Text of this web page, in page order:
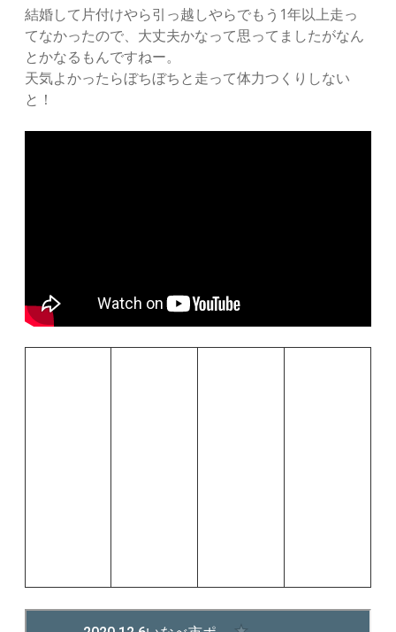
結婚して片付けやら引っ越しやらでもう1年以上走っ
てなかったので、大丈夫かなって思ってましたがなん
とかなるもんですねー。
天気よかったらぼちぼちと走って体力つくりしない
と！